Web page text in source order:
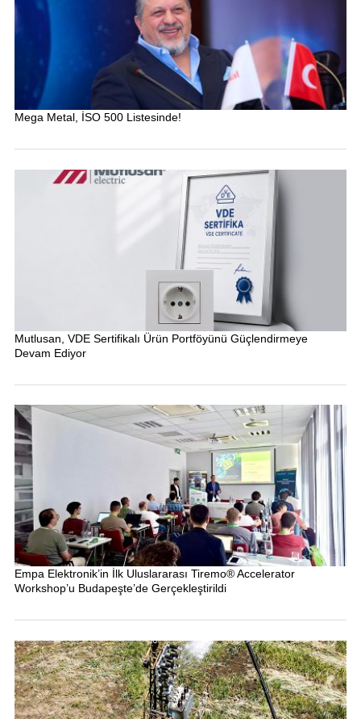
Mega Metal, İSO 500 Listesinde!
Mutlusan, VDE Sertifikalı Ürün Portföyünü Güçlendirmeye
Devam Ediyor
Empa Elektronik’in İlk Uluslararası Tiremo® Accelerator
Workshop’u Budapeşte’de Gerçekleştirildi